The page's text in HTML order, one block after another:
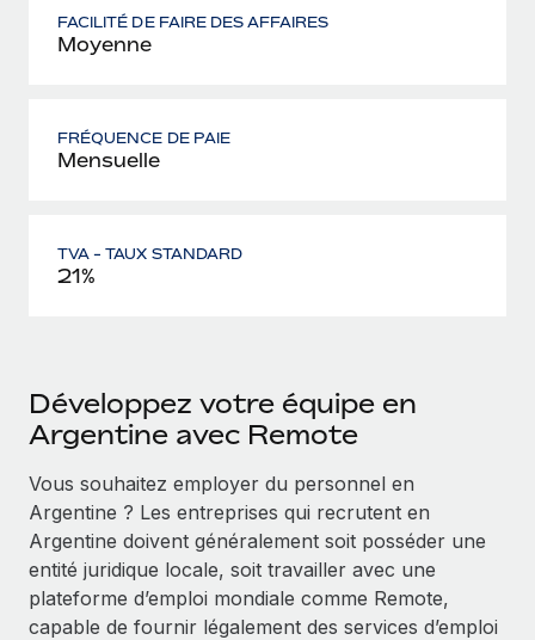
FACILITÉ DE FAIRE DES AFFAIRES
Moyenne
FRÉQUENCE DE PAIE
Mensuelle
TVA - TAUX STANDARD
21%
Développez votre équipe en
Argentine avec Remote
Vous souhaitez employer du personnel en
Argentine ? Les entreprises qui recrutent en
Argentine doivent généralement soit posséder une
entité juridique locale, soit travailler avec une
plateforme d’emploi mondiale comme Remote,
capable de fournir légalement des services d’emploi